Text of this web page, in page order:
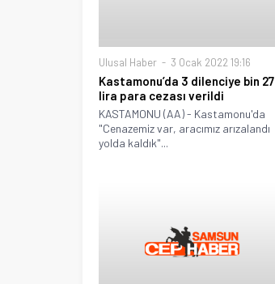
Ulusal Haber 3 Ocak 2022 19:16
Kastamonu’da 3 dilenciye bin 27
lira para cezası verildi
KASTAMONU (AA) - Kastamonu'da
"Cenazemiz var, aracımız arızalandı
yolda kaldık"...